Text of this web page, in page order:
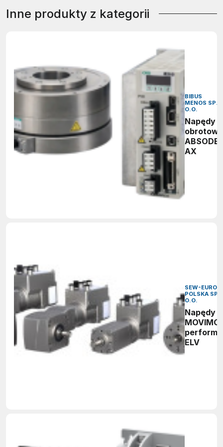
Inne produkty z kategorii
BIBUS
MENOS SP. Z
O.O.
Napędy
obrotowe
AX
SEW-
POLSKA SP.
O.O.
Napędy
ELV